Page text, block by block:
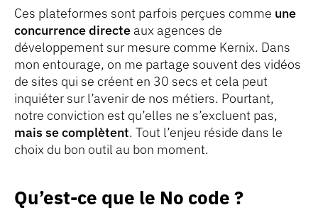
Ces plateformes sont parfois perçues comme une
concurrence directe aux agences de
développement sur mesure comme Kernix. Dans
mon entourage, on me partage souvent des vidéos
de sites qui se créent en 30 secs et cela peut
inquiéter sur l’avenir de nos métiers. Pourtant,
notre conviction est qu’elles ne s’excluent pas,
mais se complètent. Tout l’enjeu réside dans le
choix du bon outil au bon moment.
Qu’est-ce que le No code ?